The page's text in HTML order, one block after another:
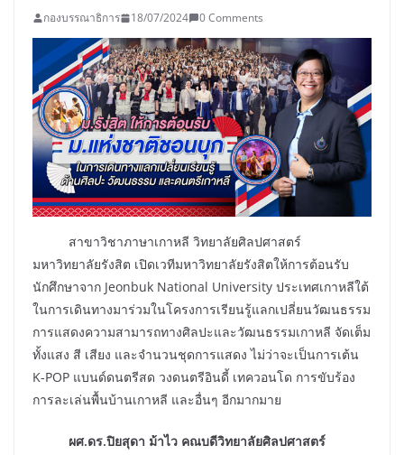
กองบรรณาธิการ 18/07/2024 0 Comments
สาขาวิชาภาษาเกาหลี วิทยาลัยศิลปศาสตร์
มหาวิทยาลัยรังสิต เปิดเวทีมหาวิทยาลัยรังสิตให้การต้อนรับ
นักศึกษาจาก Jeonbuk National University ประเทศเกาหลีใต้
ในการเดินทางมาร่วมในโครงการเรียนรู้แลกเปลี่ยนวัฒนธรรม
การแสดงความสามารถทางศิลปะและวัฒนธรรมเกาหลี จัดเต็ม
ทั้งแสง สี เสียง และจำนวนชุดการแสดง ไม่ว่าจะเป็นการเต้น
K-POP แบนด์ดนตรีสด วงดนตรีอินดี้ เทควอนโด การขับร้อง
การละเล่นพื้นบ้านเกาหลี และอื่นๆ อีกมากมาย
ผศ.ดร.ปิยสุดา ม้าไว คณบดีวิทยาลัยศิลปศาสตร์